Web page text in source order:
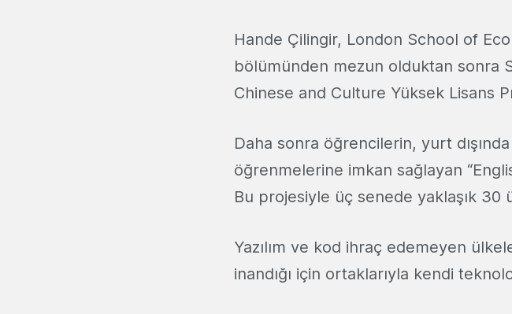
Hande Çilingir, London School of
bölümünden mezun olduktan sonra
Chinese and Culture Yüksek Lisans
Daha sonra öğrencilerin, yurt
öğrenmelerine imkan sağlayan
Bu projesiyle üç senede yaklaşık 30
Yazılım ve kod ihraç edemeyen
inandığı için ortaklarıyla kendi